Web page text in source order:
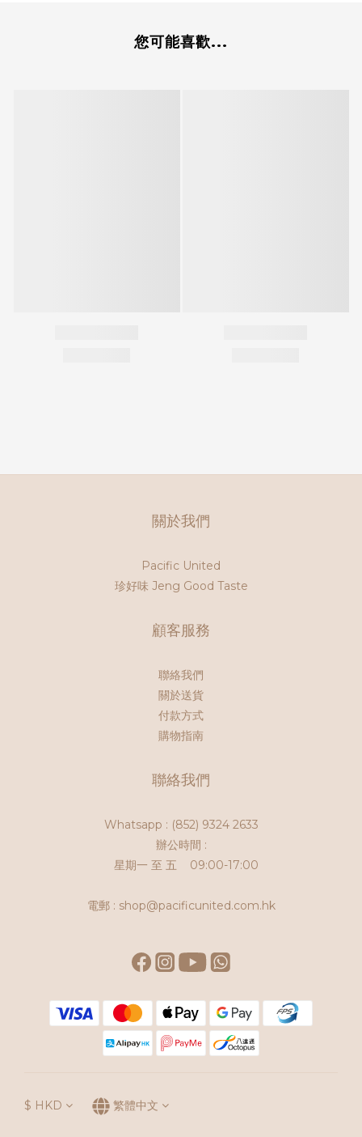
您可能喜歡...
關於我們
Pacific United
珍好味 Jeng Good Taste
顧客服務
聯絡我們
關於送貨
付款方式
購物指南
聯絡我們
Whatsapp : (852) 9324 2633
辦公時間 :
星期一 至 五 09:00-17:00
電郵 : shop@pacificunited.com.hk
$ HKD 繁體中文